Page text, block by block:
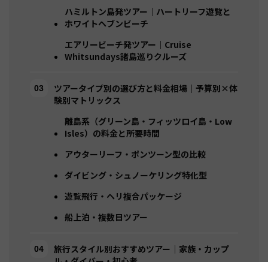
ハミルトン島発ツアー｜ハートリーフ遊覧と
ホワイトヘブンビーチ
エアリービーチ発ツアー｜Cruise
Whitsundays諸島巡りクルーズ
ツアータイプ別の選び方と料金相場｜予算別×体
験別マトリックス
離島系（グリーン島・フィッツロイ島・Low
Isles）の料金と所要時間
アウターリーフ・ポンツーン型の比較
ダイビング・シュノーケリング特化型
遊覧飛行・ヘリ複合パッケージ
船上泊・複数日ツアー
旅行スタイル別おすすめツアー｜家族・カップ